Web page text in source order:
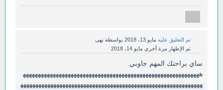
تم التعليق عليه مايو 13، 2018 بواسطة نهى
تم الإظهار مرة أخرى مايو 14، 2018
ساي براحتك المهم جاوبي
هههههههههههههههههههههههههههههههههههههههههههههههههههههههههههه
ههههههههههههههههههههههههههههههههههههههههههههههههههههههههههههه